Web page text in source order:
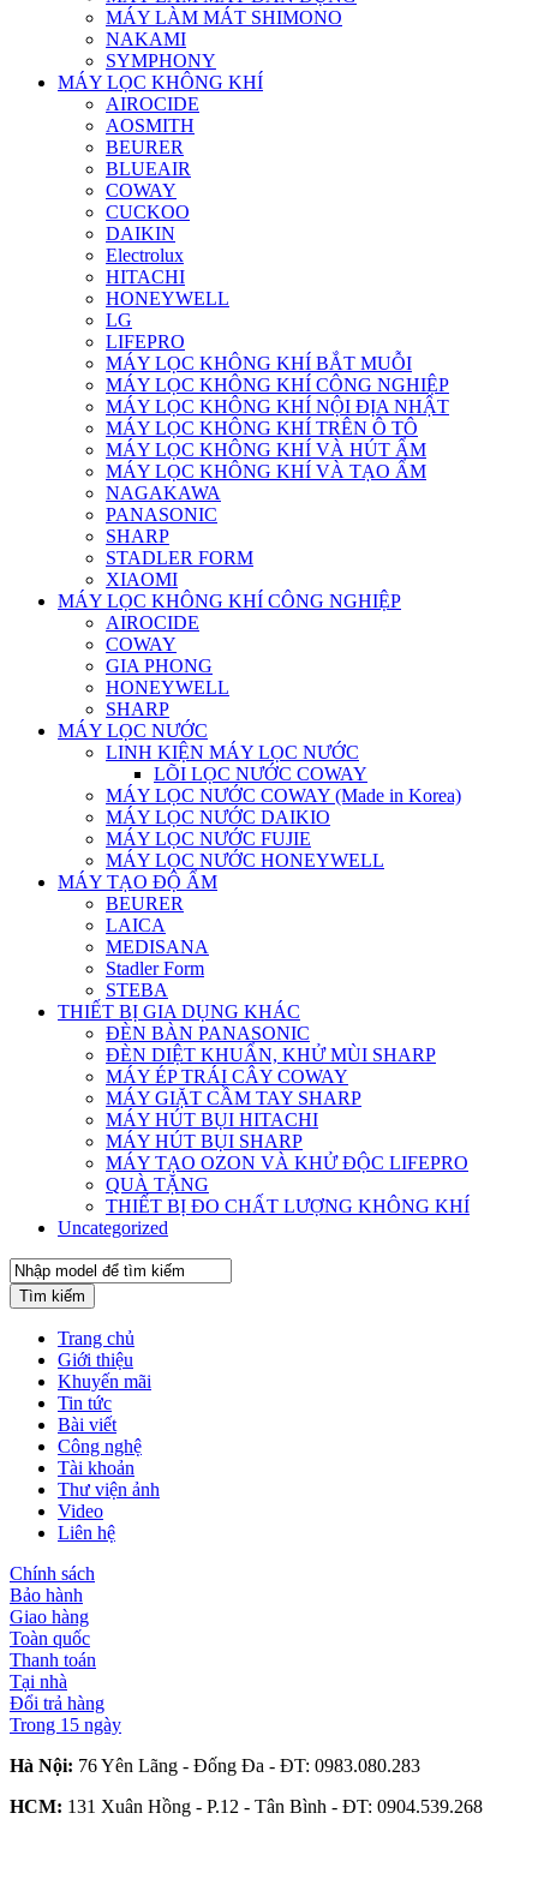
MÁY LÀM MÁT SHIMONO
NAKAMI
SYMPHONY
MÁY LỌC KHÔNG KHÍ
AIROCIDE
AOSMITH
BEURER
BLUEAIR
COWAY
CUCKOO
DAIKIN
Electrolux
HITACHI
HONEYWELL
LG
LIFEPRO
MÁY LỌC KHÔNG KHÍ BẮT MUỖI
MÁY LỌC KHÔNG KHÍ CÔNG NGHIỆP
MÁY LỌC KHÔNG KHÍ NỘI ĐỊA NHẬT
MÁY LỌC KHÔNG KHÍ TRÊN Ô TÔ
MÁY LỌC KHÔNG KHÍ VÀ HÚT ẨM
MÁY LỌC KHÔNG KHÍ VÀ TẠO ẨM
NAGAKAWA
PANASONIC
SHARP
STADLER FORM
XIAOMI
MÁY LỌC KHÔNG KHÍ CÔNG NGHIỆP
AIROCIDE
COWAY
GIA PHONG
HONEYWELL
SHARP
MÁY LỌC NƯỚC
LINH KIỆN MÁY LỌC NƯỚC
LÕI LỌC NƯỚC COWAY
MÁY LỌC NƯỚC COWAY (Made in Korea)
MÁY LỌC NƯỚC DAIKIO
MÁY LỌC NƯỚC FUJIE
MÁY LỌC NƯỚC HONEYWELL
MÁY TẠO ĐỘ ẨM
BEURER
LAICA
MEDISANA
Stadler Form
STEBA
THIẾT BỊ GIA DỤNG KHÁC
ĐÈN BÀN PANASONIC
ĐÈN DIỆT KHUẨN, KHỬ MÙI SHARP
MÁY ÉP TRÁI CÂY COWAY
MÁY GIẶT CẦM TAY SHARP
MÁY HÚT BỤI HITACHI
MÁY HÚT BỤI SHARP
MÁY TẠO OZON VÀ KHỬ ĐỘC LIFEPRO
QUÀ TẶNG
THIẾT BỊ ĐO CHẤT LƯỢNG KHÔNG KHÍ
Uncategorized
Tìm kiếm
Trang chủ
Giới thiệu
Khuyến mãi
Tin tức
Bài viết
Công nghệ
Tài khoản
Thư viện ảnh
Video
Liên hệ
Chính sách
Bảo hành
Giao hàng
Toàn quốc
Thanh toán
Tại nhà
Đổi trả hàng
Trong 15 ngày
Hà Nội: 76 Yên Lãng - Đống Đa - ĐT: 0983.080.283
HCM: 131 Xuân Hồng - P.12 - Tân Bình - ĐT: 0904.539.268